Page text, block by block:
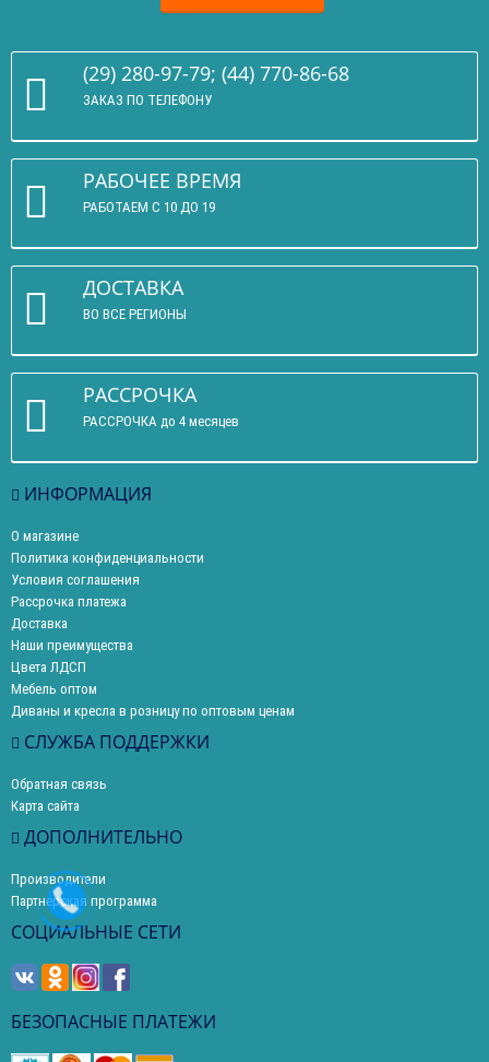
(29) 280-97-79; (44) 770-86-68
ЗАКАЗ ПО ТЕЛЕФОНУ
РАБОЧЕЕ ВРЕМЯ
РАБОТАЕМ С 10 ДО 19
ДОСТАВКА
ВО ВСЕ РЕГИОНЫ
РАССРОЧКА
РАССРОЧКА до 4 месяцев
ИНФОРМАЦИЯ
О магазине
Политика конфиденциальности
Условия соглашения
Рассрочка платежа
Доставка
Наши преимущества
Цвета ЛДСП
Мебель оптом
Диваны и кресла в розницу по оптовым ценам
СЛУЖБА ПОДДЕРЖКИ
Обратная связь
Карта сайта
ДОПОЛНИТЕЛЬНО
Производители
Партнерская программа
СОЦИАЛЬНЫЕ СЕТИ
БЕЗОПАСНЫЕ ПЛАТЕЖИ